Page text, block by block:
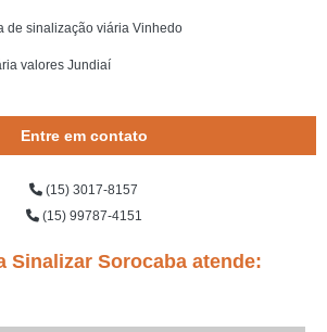
de sinalização viária Vinhedo
valores Jundiaí
Entre em contato
(15) 3017-8157
(15) 99787-4151
Sinalizar Sorocaba atende: